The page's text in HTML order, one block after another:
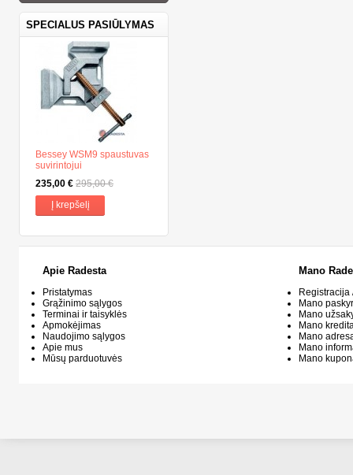
SPECIALUS PASIŪLYMAS
Bessey WSM9 spaustuvas
suvirintojui
235,00 € 295,00 €
Į krepšelį
Apie Radesta
Pristatymas
Grąžinimo sąlygos
Terminai ir taisyklės
Apmokėjimas
Naudojimo sąlygos
Apie mus
Mūsų parduotuvės
Mano
Mano
Mano
Mano
Mano
Mano
Mano